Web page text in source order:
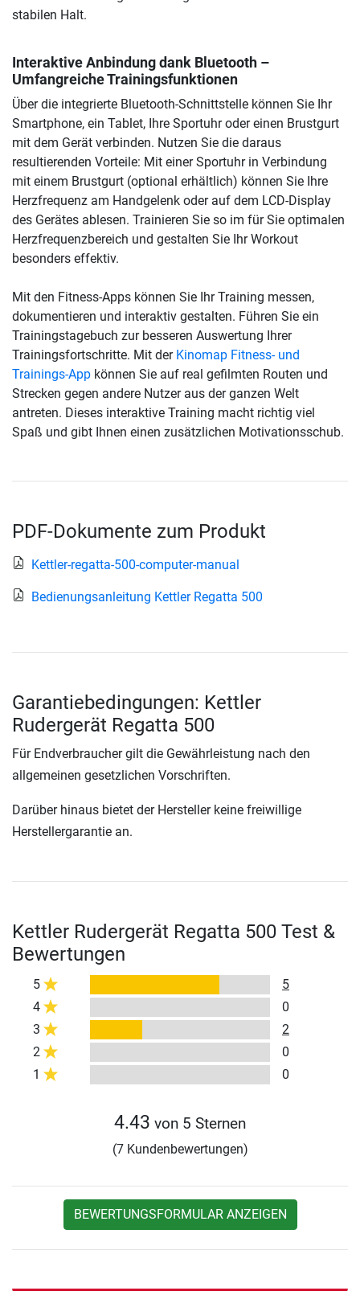
stabilen Halt.
Interaktive Anbindung dank Bluetooth –
Umfangreiche Trainingsfunktionen
Über die integrierte Bluetooth-Schnittstelle können Sie Ihr
Smartphone, ein Tablet, Ihre Sportuhr oder einen Brustgurt
mit dem Gerät verbinden. Nutzen Sie die daraus
resultierenden Vorteile: Mit einer Sportuhr in Verbindung
mit einem Brustgurt (optional erhältlich) können Sie Ihre
Herzfrequenz am Handgelenk oder auf dem LCD-Display
des Gerätes ablesen. Trainieren Sie so im für Sie optimalen
Herzfrequenzbereich und gestalten Sie Ihr Workout
besonders effektiv.
Mit den Fitness-Apps können Sie Ihr Training messen,
dokumentieren und interaktiv gestalten. Führen Sie ein
Trainingstagebuch zur besseren Auswertung Ihrer
Trainingsfortschritte. Mit der Kinomap Fitness- und
Trainings-App können Sie auf real gefilmten Routen und
Strecken gegen andere Nutzer aus der ganzen Welt
antreten. Dieses interaktive Training macht richtig viel
Spaß und gibt Ihnen einen zusätzlichen Motivationsschub.
PDF-Dokumente zum Produkt
Kettler-regatta-500-computer-manual
Bedienungsanleitung Kettler Regatta 500
Garantiebedingungen: Kettler
Rudergerät Regatta 500
Für Endverbraucher gilt die Gewährleistung nach den
allgemeinen gesetzlichen Vorschriften.
Darüber hinaus bietet der Hersteller keine freiwillige
Herstellergarantie an.
Kettler Rudergerät Regatta 500 Test &
Bewertungen
5
5
4
0
3
2
2
0
1
0
4.43 von 5 Sternen
(7 Kundenbewertungen)
BEWERTUNGSFORMULAR ANZEIGEN